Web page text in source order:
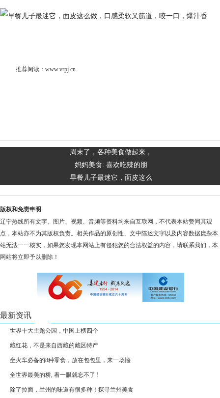
推荐阅读： www.vrpj.cn
周末了，各种美食做起来，
妈妈美食: 喜欢吃辣的朋
早餐儿子最迷它，面皮这么
版权和免责申明
辽宁热线所有文字、图片、视频、音频等资料均来自互联网，不代表本站赞同其观
点，本站亦不为其版权负责。相关作品的原创性、文中陈述文字以及内容数据庞杂本
站无法一一核实，如果您发现本网站上有侵犯您的合法权益的内容，请联系我们，本
网站将立即予以删除！
最新资讯
世界十大主题公园，中国上榜四个
藏红花，不是来自西藏的藏区特产
坐火车必备的8种零食，放在包包里，来一场惬
全世界最美的桥, 看一眼就忘不了 !
除了拉面，兰州的味道有很多种！探寻兰州美食